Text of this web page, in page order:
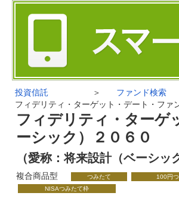
投資信託 ＞ ファンド検索
フィデリティ・ターゲット・デート・ファ
フィデリティ・ターゲ
ーシック）２０６０
（愛称：将来設計（ベーシッ
複合商品型 つみたて 100円
NISAつみたて枠